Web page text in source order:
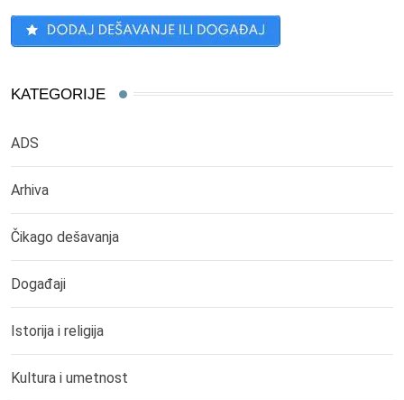
KATEGORIJE
ADS
Arhiva
Čikago dešavanja
Događaji
Istorija i religija
Kultura i umetnost